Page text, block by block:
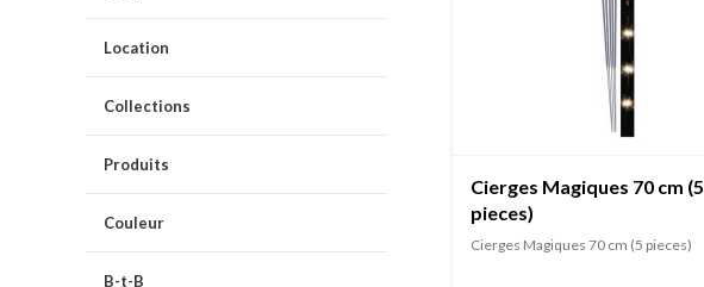
Location
Collections
Produits
Couleur
B-t-B
Cierges Magiques 70 cm (5
pieces)
Cierges Magiques 70 cm (5 pieces)